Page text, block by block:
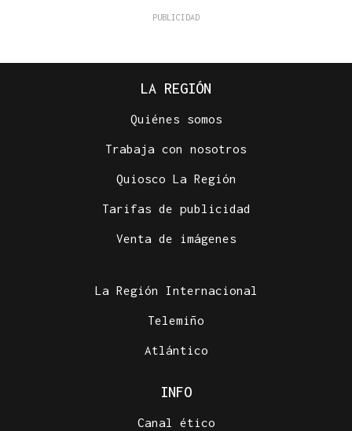
LA REGIÓN
Quiénes somos
Trabaja con nosotros
Quiosco La Región
Tarifas de publicidad
Venta de imágenes
La Región Internacional
Telemiño
Atlántico
INFO
Canal ético